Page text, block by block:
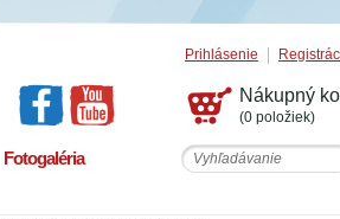
Prihlásenie
Nákupný
(0 položiek)
Fotogaléria